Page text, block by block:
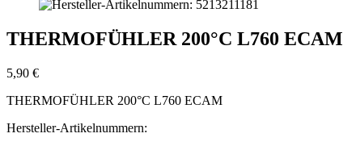
THERMOFÜHLER 200°C L760 ECAM
5,90 €
THERMOFÜHLER 200°C L760 ECAM
Hersteller-Artikelnummern: